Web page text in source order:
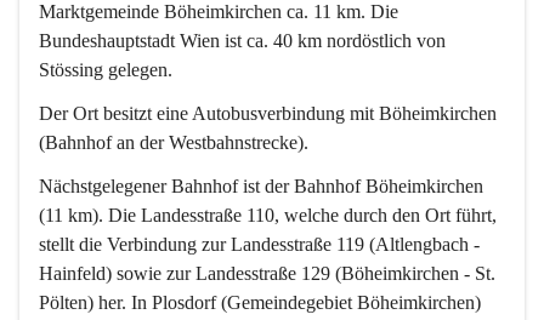
Marktgemeinde Böheimkirchen ca. 11 km. Die
Bundeshauptstadt Wien ist ca. 40 km nordöstlich von
Stössing gelegen.
Der Ort besitzt eine Autobusverbindung mit Böheimkirchen
(Bahnhof an der Westbahnstrecke).
Nächstgelegener Bahnhof ist der Bahnhof Böheimkirchen
(11 km). Die Landesstraße 110, welche durch den Ort führt,
stellt die Verbindung zur Landesstraße 119 (Altlengbach -
Hainfeld) sowie zur Landesstraße 129 (Böheimkirchen - St.
Pölten) her. In Plosdorf (Gemeindegebiet Böheimkirchen)